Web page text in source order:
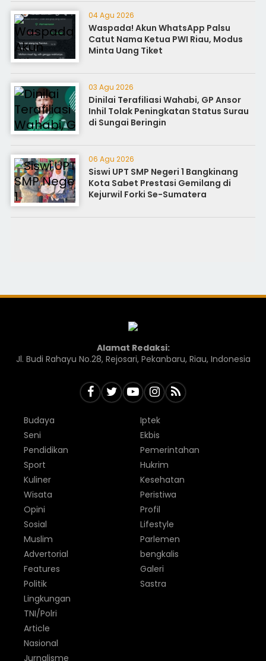
04 Agu 2026
Waspada! Akun WhatsApp Palsu
Catut Nama Ketua PWI Riau, Modus
Minta Uang Tiket
03 Agu 2026
Dinilai Terafiliasi Wahabi, GP Ansor
Inhil Tolak Peningkatan Status Surau
di Sungai Beringin
06 Agu 2026
Siswi UPT SMP Negeri 1 Bangkinang
Kota Sabet Prestasi Gemilang di
Kejurwil Forki Se-Sumatera
Alamat Redaksi:
Jl. Budi Rahayu No.28, Rejosari, Pekanbaru, Riau, Indonesia
Budaya
Seni
Pendidikan
Sport
Kuliner
Wisata
Iptek
Ekbis
Pemerintahan
Hukrim
Kesehatan
Peristiwa
Opini
Sosial
Muslim
Advertorial
Features
Politik
Profil
Lifestyle
Parlemen
bengkalis
Galeri
Sastra
Lingkungan
TNI/Polri
Article
Nasional
Jurnalisme